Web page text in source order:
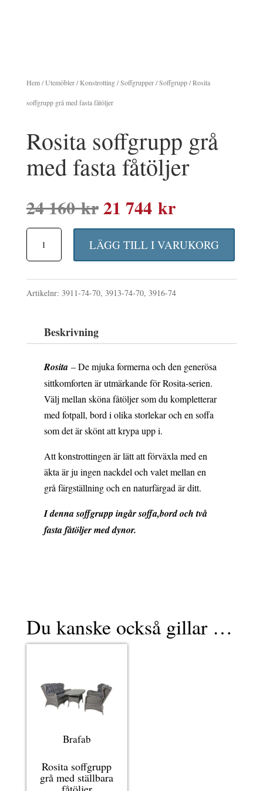
Hem/Utemöbler/Konstrotting/Soffgrupper/Soffgrupp/ Rosita
soffgrupp grå med fasta fåtöljer
Rosita soffgrupp grå
med fasta fåtöljer
24 160krDet
ursprungliga
priset
var:
24
21 744 krDet
nuvarande
priset
är:
21
soffgrupp
grå
med
fåtöljer
LÄGG TILL I VARUKORG
Artikelnr: 3911-74-70, 3913-74-70, 3916-74
Beskrivning
Rosita– De mjuka formerna och den generösa
sittkomforten är utmärkande för Rosita-serien.
Välj mellan sköna fåtöljer som du kompletterar
med fotpall, bord i olika storlekar och en soffa
som det är skönt att krypa upp i.
Att konstrottingen är lätt att förväxla med en
äkta är ju ingen nackdel och valet mellan en
grå färgställning och en naturfärgad är ditt.
I denna soffgrupp ingår soffa,bord och två
fasta fåtöljer med dynor.
Du kanske också gillar …
Brafab
Rosita soffgrupp
grå med ställbara